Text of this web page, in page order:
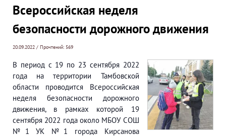
Всероссийская неделя
безопасности дорожного движения
20.09.2022 / Прочтений: 569
В период с 19 по 23 сентября 2022
года на территории Тамбовской
области проводится Всероссийская
неделя безопасности дорожного
движения, в рамках которой 19
сентября 2022 года около МБОУ СОШ
№1 УК №1 города Кирсанова